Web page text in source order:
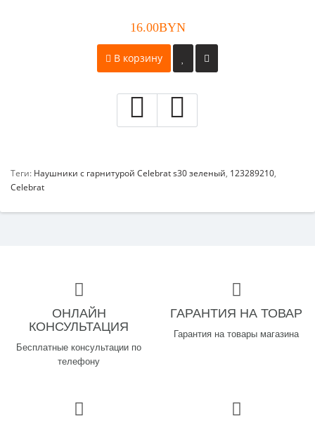
16.00BYN
В корзину
Теги: Наушники с гарнитурой Celebrat s30 зеленый, 123289210,
Celebrat
ОНЛАЙН
КОНСУЛЬТАЦИЯ
Бесплатные консультации по
телефону
ГАРАНТИЯ НА ТОВАР
Гарантия на товары магазина